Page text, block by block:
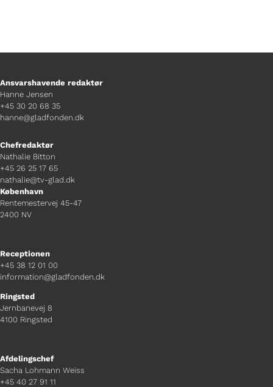
Ansvarshavende redaktør
Hanne Jensen
+45 30 20 68 35
hanne@gladfonden.dk
Chefredaktør
Nathalie Bitton
+45 26 25 17 65
nathalie@tv-glad.dk
København
Rentemestervej 45-47
2400 NV
Receptionen
+45 38 12 01 00
information@gladfonden.dk
Ringsted
Jernbanevej 8
4100 Ringsted
Afdelingschef
Sacha Lohmann Weiss
+45 40 27 91 11